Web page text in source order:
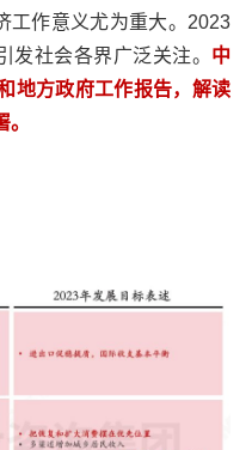
工作意义尤为重大。2023
发社会各界广泛关注。 中
地方政府工作报告，解读